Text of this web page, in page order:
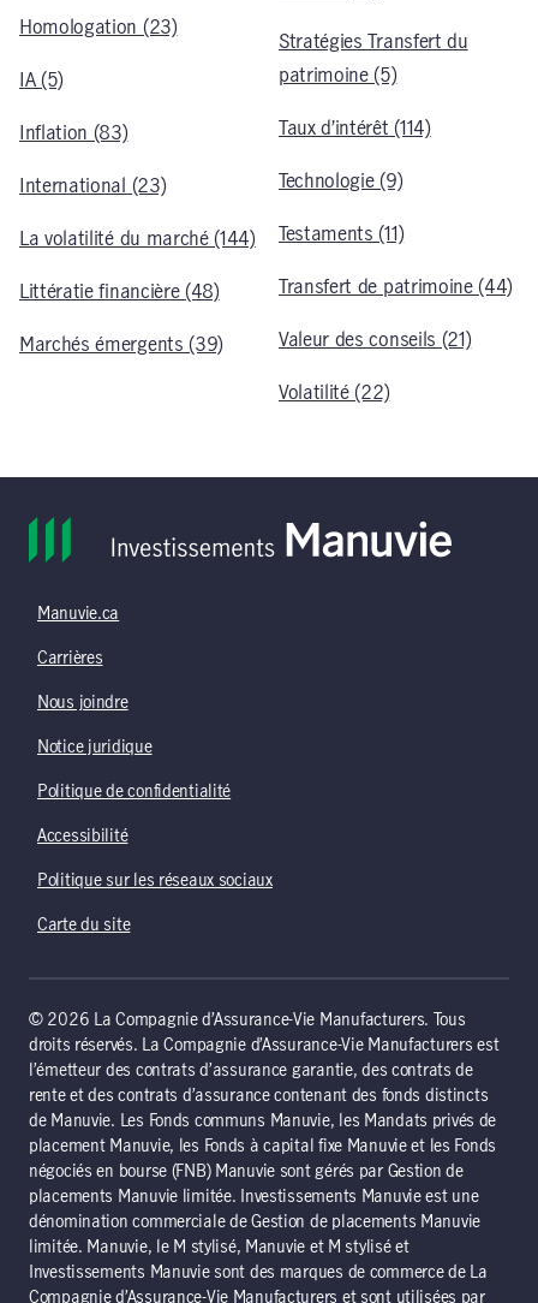
Homologation (23)
IA (5)
Inflation (83)
International (23)
La volatilité du marché (144)
Littératie financière (48)
Marchés émergents (39)
Stratégies Transfert du
patrimoine (5)
Taux d’intérêt (114)
Technologie (9)
Testaments (11)
Transfert de patrimoine (44)
Valeur des conseils (21)
Volatilité (22)
Manuvie.ca
Carrières
Nous joindre
Notice juridique
Politique de confidentialité
Accessibilité
Politique sur les réseaux sociaux
Carte du site
© 2026 La Compagnie d’Assurance-Vie Manufacturers. Tous
droits réservés. La Compagnie d’Assurance-Vie Manufacturers est
l’émetteur des contrats d’assurance garantie, des contrats de
rente et des contrats d’assurance contenant des fonds distincts
de Manuvie. Les Fonds communs Manuvie, les Mandats privés de
placement Manuvie, les Fonds à capital fixe Manuvie et les Fonds
négociés en bourse (FNB) Manuvie sont gérés par Gestion de
placements Manuvie limitée. Investissements Manuvie est une
dénomination commerciale de Gestion de placements Manuvie
limitée. Manuvie, le M stylisé, Manuvie et M stylisé et
Investissements Manuvie sont des marques de commerce de La
Compagnie d’Assurance-Vie Manufacturers et sont utilisées par